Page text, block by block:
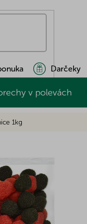
Darčeky
v polevách
1kg